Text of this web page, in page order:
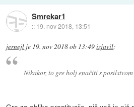
Smrekar1
:: 19. nov 2018, 13:51
jernejl je 19. nov 2018 ob 13:49izjavil:
Nikakor, to gre bolj enačiti s